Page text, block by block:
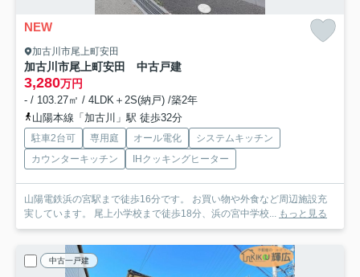
NEW
加古川市尾上町安田
加古川市尾上町安田 中古戸建
3,280万円
- / 103.27㎡ / 4LDK＋2S(納戸) /築2年
山陽本線「加古川」駅 徒歩32分
駐車2台可 専用庭 オール電化
システムキッチン
カウンターキッチン
IHクッキングヒーター
山陽電鉄浜の宮駅まで徒歩16分です。 お買い物や外食など周辺施設充
実しています。 尾上小学校まで徒歩18分、浜の宮中学校... もっと見る
中古一戸建